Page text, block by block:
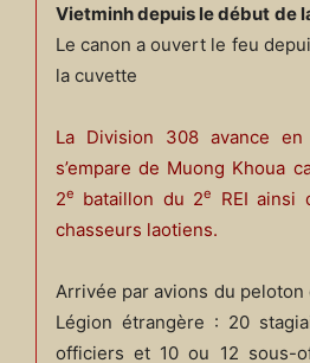
Vietminh depuis le début de
Le canon a ouvert le feu
la cuvette
La Division 308 avance
s’empare de Muong Khoua
2e bataillon du 2e REI ainsi
chasseurs laotiens.
Arrivée par avions du peloton
Légion étrangère : 20
officiers et 10 ou 12 sous-